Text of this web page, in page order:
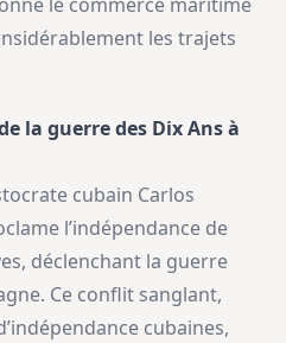
les trajets
la guerre des Dix Ans à
cubain Carlos
l’indépendance de
déclenchant la guerre
Ce conflit sanglant,
cubaines,